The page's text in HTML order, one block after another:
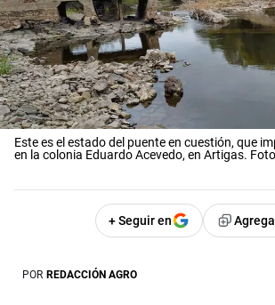
Este es el estado del puente en cuestión, que
en la colonia Eduardo Acevedo, en Artigas.
+ Seguir en
POR REDACCIÓN AGRO